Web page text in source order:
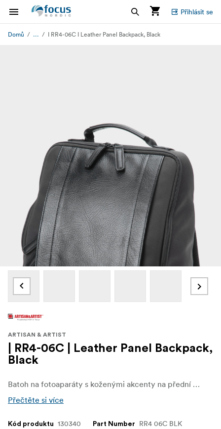
Přihlásit se
Domů ... I RR4-06C I Leather Panel Backpack, Black
ARTISAN & ARTIST
| RR4-06C | Leather Panel Backpack,
Black
Batoh na fotoaparáty s koženými akcenty na přední straně, které vytvářejí tradiční a elegantní atmosféru. Tvar tohoto batohu je navržen tak, aby minimalizoval jeho mrtvý prostor, čímž je dosaženo elegantní formy a praktičnosti. Do hlavního prostoru se vejde tělo středně velké digitální zrcadlovky, čtyři výměnné objektivy a 13palcový notebook.
Přečtěte si více
Kód produktu 130340 Part Number RR4 06C BLK